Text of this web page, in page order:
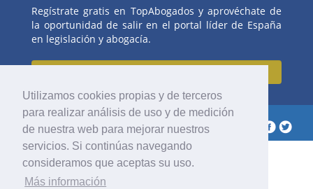
Utilizamos cookies propias y de terceros
para realizar análisis de uso y de medición
de nuestra web para mejorar nuestros
servicios. Si continúas navegando
consideramos que aceptas su uso.
Más información
Regístrate gratis en TopAbogados y aprovéchate de
la oportunidad de salir en el portal líder de España
en legislación y abogacía.
2017 © Top Abogados